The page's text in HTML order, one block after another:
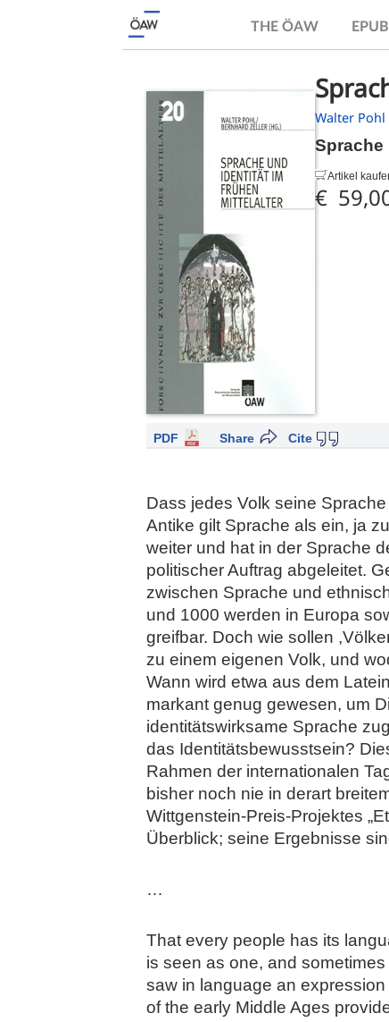
THE ÖAW
Walter Pohl
Sprache
Artikel
€
PDF Cite
Share
Dass jedes Volk seine
Antike gilt Sprache als ein, ja
weiter und hat in der Sprache
politischer Auftrag abgeleitet.
zwischen Sprache und
und 1000 werden in Europa
greifbar. Doch wie sollen
zu einem eigenen Volk, und
Wann wird etwa aus dem
markant genug gewesen, um
identitätswirksame Sprache
das Identitätsbewusstsein?
Rahmen der internationalen
bisher noch nie in derart
Wittgenstein-Preis-Projektes
Überblick; seine Ergebnisse
…
That every people has its
is seen as one, and
saw in language an
of the early Middle Ages